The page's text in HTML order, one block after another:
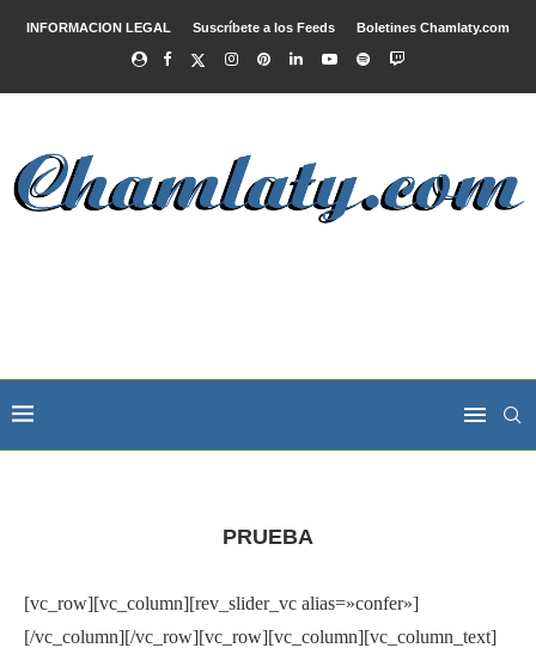
INFORMACION LEGAL Suscríbete a los Feeds Boletines Chamlaty.com
PRUEBA
[vc_row][vc_column][rev_slider_vc alias=»confer»]
[/vc_column][/vc_row][vc_row][vc_column][vc_column_text]